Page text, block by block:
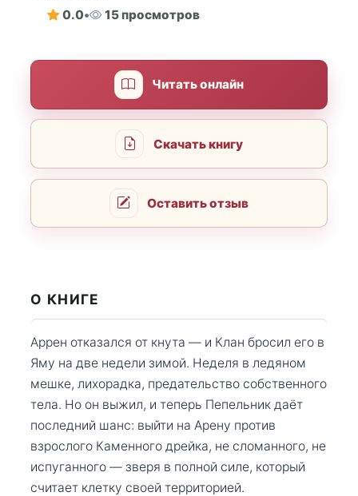
0.0• 15 просмотров
Читать онлайн
Скачать книгу
Оставить отзыв
О КНИГЕ
Аррен отказался от кнута — и Клан бросил его в
Яму на две недели зимой. Неделя в ледяном
мешке, лихорадка, предательство собственного
тела. Но он выжил, и теперь Пепельник даёт
последний шанс: выйти на Арену против
взрослого Каменного дрейка, не сломанного, не
испуганного — зверя в полной силе, который
считает клетку своей территорией.